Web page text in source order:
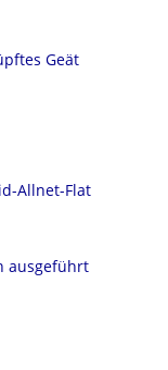
Geät
Allnet-Flat
ausgeführt